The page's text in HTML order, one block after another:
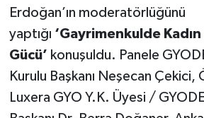
Erdoğan’ın moderatörlüğünü
yaptığı ‘Gayrimenkulde Kadın
Gücü’ konuşuldu. Panele
Kurulu Başkanı Neşecan Çekici,
Luxera GYO Y.K. Üyesi /